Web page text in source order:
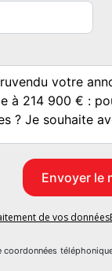
et agréable à vivre.
normes
maîtrisées.
auxquels ce bien
de vos données